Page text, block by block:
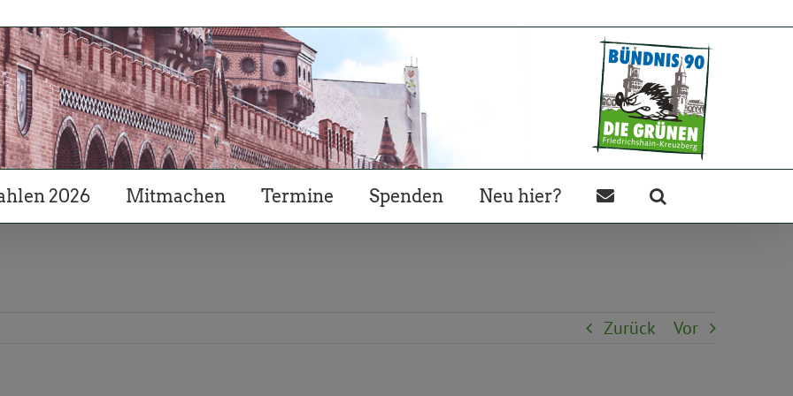
2026 Mitmachen Termine Spenden Neu hier?
Zurück Vor